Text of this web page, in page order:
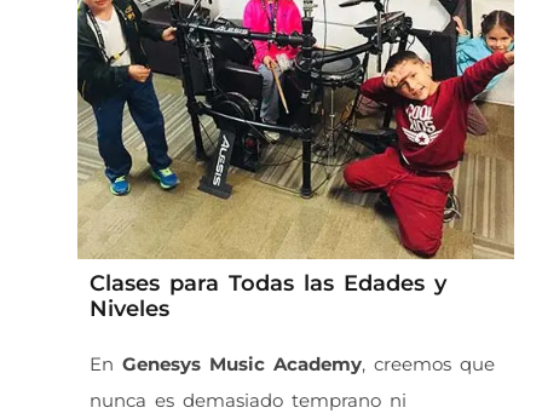
Clases para Todas las Edades y
Niveles
En Genesys Music Academy, creemos que
nunca es demasiado temprano ni